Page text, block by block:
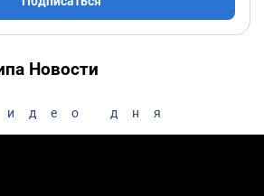
Новости
дня